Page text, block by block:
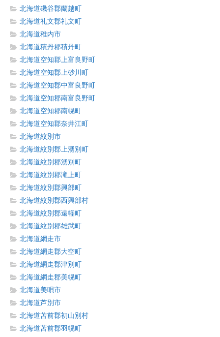
北海道磯谷郡蘭越町
北海道礼文郡礼文町
北海道稚内市
北海道積丹郡積丹町
北海道空知郡上富良野町
北海道空知郡上砂川町
北海道空知郡中富良野町
北海道空知郡南富良野町
北海道空知郡南幌町
北海道空知郡奈井江町
北海道紋別市
北海道紋別郡上湧別町
北海道紋別郡湧別町
北海道紋別郡滝上町
北海道紋別郡興部町
北海道紋別郡西興部村
北海道紋別郡遠軽町
北海道紋別郡雄武町
北海道網走市
北海道網走郡大空町
北海道網走郡津別町
北海道網走郡美幌町
北海道美唄市
北海道芦別市
北海道苫前郡初山別村
北海道苫前郡羽幌町